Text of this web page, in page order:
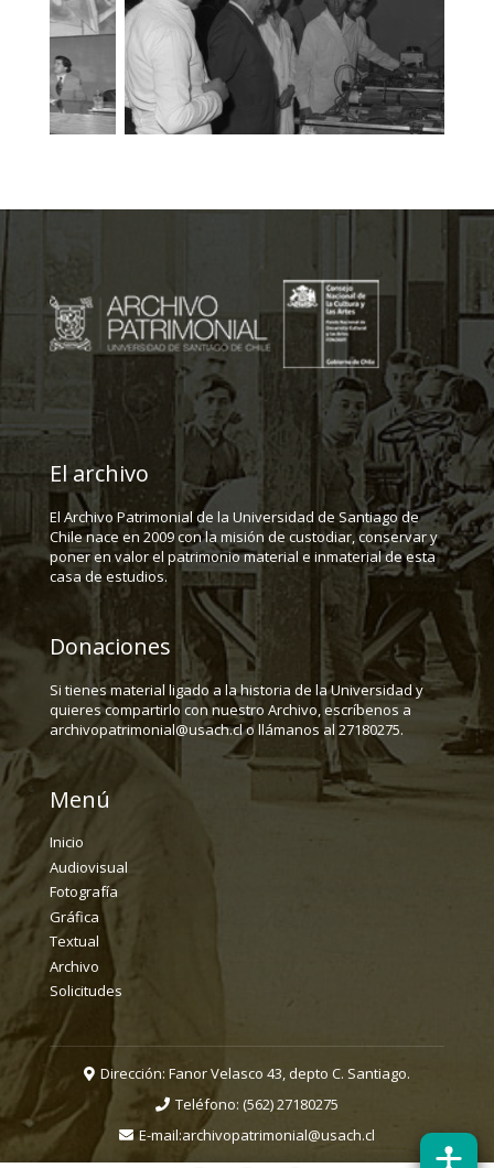
El archivo
El Archivo Patrimonial de la Universidad de Santiago de
Chile nace en 2009 con la misión de custodiar, conservar y
poner en valor el patrimonio material e inmaterial de esta
casa de estudios.
Donaciones
Si tienes material ligado a la historia de la Universidad y
quieres compartirlo con nuestro Archivo, escríbenos a
archivopatrimonial@usach.cl o llámanos al 27180275.
Menú
Inicio
Audiovisual
Fotografía
Gráfica
Textual
Archivo
Solicitudes
Dirección: Fanor Velasco 43, depto C. Santiago.
Teléfono: (562) 27180275
E-mail:archivopatrimonial@usach.cl